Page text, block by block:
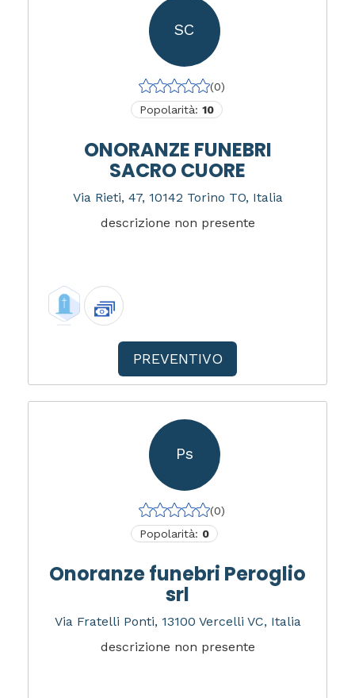
SC
(0)
Popolarità: 10
ONORANZE FUNEBRI
SACRO CUORE
Via Rieti, 47, 10142 Torino TO, Italia
descrizione non presente
PREVENTIVO
Ps
(0)
Popolarità: 0
Onoranze funebri Peroglio
srl
Via Fratelli Ponti, 13100 Vercelli VC, Italia
descrizione non presente